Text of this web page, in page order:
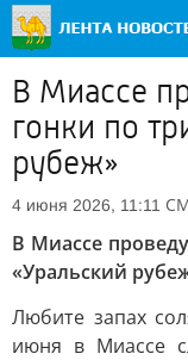
В Миассе
гонки по
рубеж»
4 июня 2026, 11:11
В Миассе
«Уральский
Любите запах
июня в Миассе